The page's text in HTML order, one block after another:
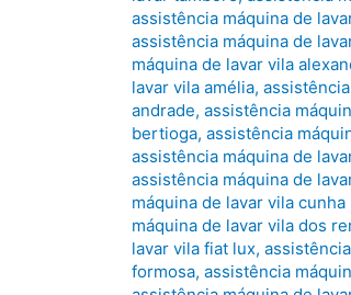
assistência máquina de
assistência máquina de
máquina de lavar vila
lavar vila amélia,
andrade,assistência
bertioga,assistência
assistência máquina de
assistência máquina de
máquina de lavar vila
máquina de lavar vila dos
lavar vila fiat lux,
formosa,assistência